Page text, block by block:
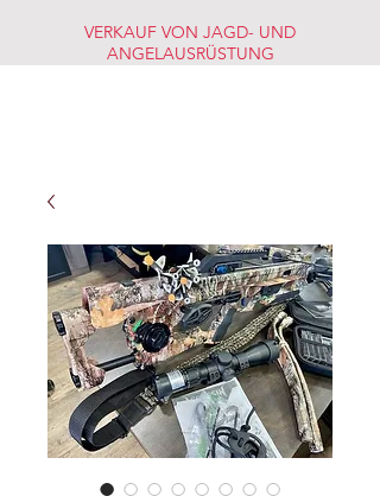
VERKAUF VON JAGD- UND
ANGELAUSRÜSTUNG